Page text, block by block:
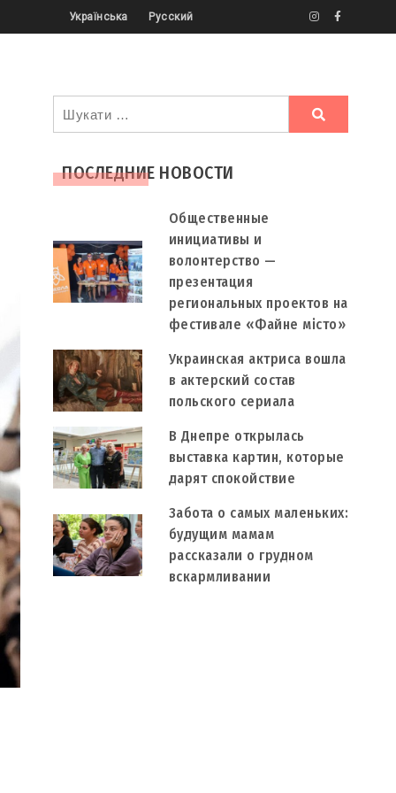
Українська Русский
Ви
шукали
ПОСЛЕДНИЕ НОВОСТИ
Общественные
инициативы и
волонтерство —
презентация
региональных проектов на
фестивале «Файне місто»
Украинская актриса вошла
в актерский состав
польского сериала
В Днепре открылась
выставка картин, которые
дарят спокойствие
Забота о самых маленьких:
будущим мамам
рассказали о грудном
вскармливании